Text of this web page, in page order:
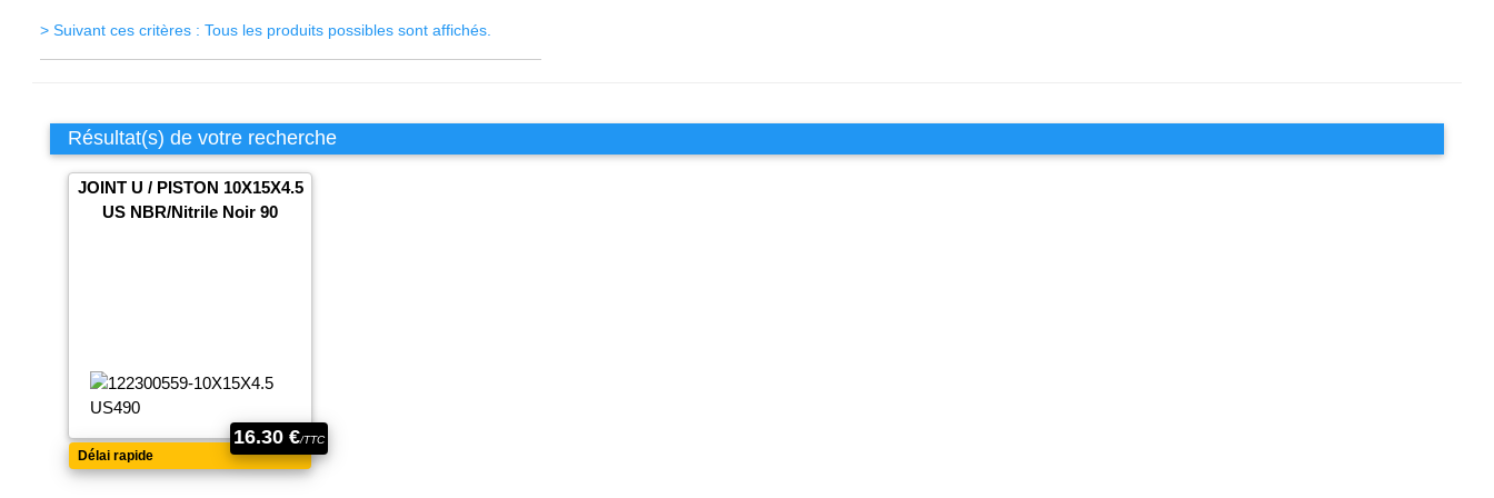
> Suivant ces critères : Tous les produits possibles sont affichés.
Résultat(s) de votre recherche
JOINT U / PISTON 10X15X4.5
US NBR/Nitrile Noir 90
Délai rapide
16.30 €/TTC